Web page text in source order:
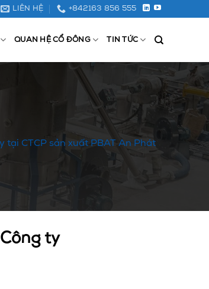
LIÊN HỆ +842163 856 555
QUAN HỆ CỔ ĐÔNG TIN TỨC
tại CTCP sản xuất PBAT An Phát
ty